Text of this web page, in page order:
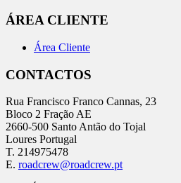
ÁREA CLIENTE
Área Cliente
CONTACTOS
Rua Francisco Franco Cannas, 23
Bloco 2 Fração AE
2660-500 Santo Antão do Tojal
Loures Portugal
T. 214975478
E. roadcrew@roadcrew.pt